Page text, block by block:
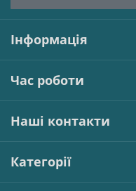
Інформація
Час роботи
Наші контакти
Категорії